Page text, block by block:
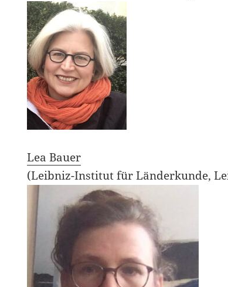
Lea Bauer
(Leibniz-Institut für Länderkunde,